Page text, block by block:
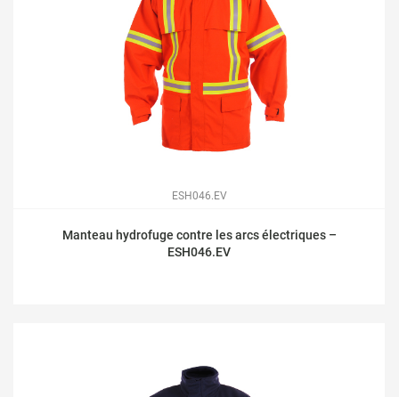
ESH046.EV
Manteau hydrofuge contre les arcs électriques –
ESH046.EV